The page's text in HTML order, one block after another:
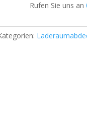
Rufen Sie uns an